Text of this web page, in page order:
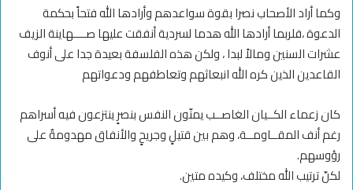
وكما أراد الأصحاب نصرا بقوة سواعدهم وأرادها الله فتحاً بحكمة
الدعوة ،فلربما أرادها الله هدما لسردية أنفقت عليها صــــهاينة الزيف
عشرات السنين ومالاً لبدا ، ولكن هذه الفلسفة بعيدة جدا على أنوف
القاعدين الذين كره الله انبعاثهم وتعاطفهم ودعواتهم
كان زعماء الكــيان الغاصــب يمنّون النفس بنصرٍ ينتزعون فيه أسراهم
رغم أنف المقــاومــة، وهم بين قتيلٍ وجريحٍ والأنفاق مهدومةٌ على
رؤوسهم.
لكنّ ترتيب الله مختلف، وكيده متين.